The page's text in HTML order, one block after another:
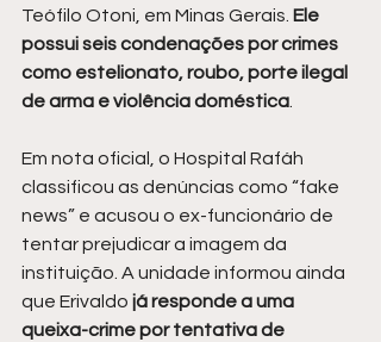
Teófilo Otoni, em Minas Gerais. Ele
possui seis condenações por crimes
como estelionato, roubo, porte ilegal
de arma e violência doméstica
Em nota oficial, o Hospital Rafáh
classificou as denúncias como “fake
news” e acusou o ex-funcionário de
tentar prejudicar a imagem da
instituição. A unidade informou ainda
que Erivaldo já responde a uma
queixa-crime por tentativa de